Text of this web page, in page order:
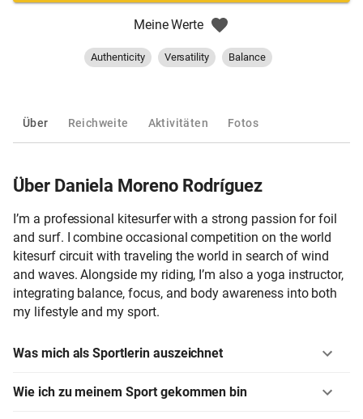
Meine Werte
Authenticity Versatility Balance
Über Reichweite Aktivitäten Fotos
Über Daniela Moreno Rodríguez
I’m a professional kitesurfer with a strong passion for foil
and surf. I combine occasional competition on the world
kitesurf circuit with traveling the world in search of wind
and waves. Alongside my riding, I’m also a yoga instructor,
integrating balance, focus, and body awareness into both
my lifestyle and my sport.
Was mich als Sportlerin auszeichnet
Wie ich zu meinem Sport gekommen bin